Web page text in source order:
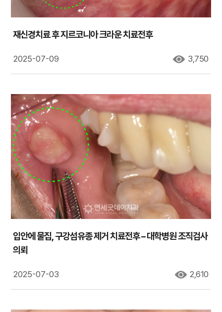
재신경치료 후 지르코니아 크라운 치료전후
2025-07-09 3,750
입안에 물집, 구강섬유종 제거 치료전후 – 대학병원 조직검사
의뢰
2025-07-03 2,610